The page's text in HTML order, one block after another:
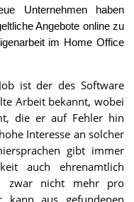
Unternehmen haben
Angebote online zu
im Home Office
ist der des Software
Arbeit bekannt, wobei
die er auf Fehler hin
Interesse an solcher
gibt immer
auch ehrenamtlich
zwar nicht mehr pro
kann aus gefundenen